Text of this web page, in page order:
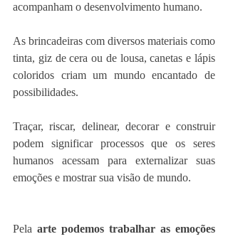
acompanham o desenvolvimento humano.
As brincadeiras com diversos materiais como
tinta, giz de cera ou de lousa, canetas e lápis
coloridos criam um mundo encantado de
possibilidades.
Traçar, riscar, delinear, decorar e construir
podem significar processos que os seres
humanos acessam para externalizar suas
emoções e mostrar sua visão de mundo.
Pela arte podemos trabalhar as emoções